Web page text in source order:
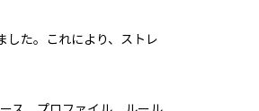
した。これにより、ストレ